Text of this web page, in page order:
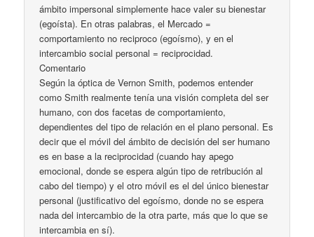
ámbito impersonal simplemente hace valer su bienestar
(egoísta). En otras palabras, el Mercado =
comportamiento no reciproco (egoísmo), y en el
intercambio social personal = reciprocidad.
Comentario
Según la óptica de Vernon Smith, podemos entender
como Smith realmente tenía una visión completa del ser
humano, con dos facetas de comportamiento,
dependientes del tipo de relación en el plano personal. Es
decir que el móvil del ámbito de decisión del ser humano
es en base a la reciprocidad (cuando hay apego
emocional, donde se espera algún tipo de retribución al
cabo del tiempo) y el otro móvil es el del único bienestar
personal (justificativo del egoísmo, donde no se espera
nada del intercambio de la otra parte, más que lo que se
intercambia en sí).